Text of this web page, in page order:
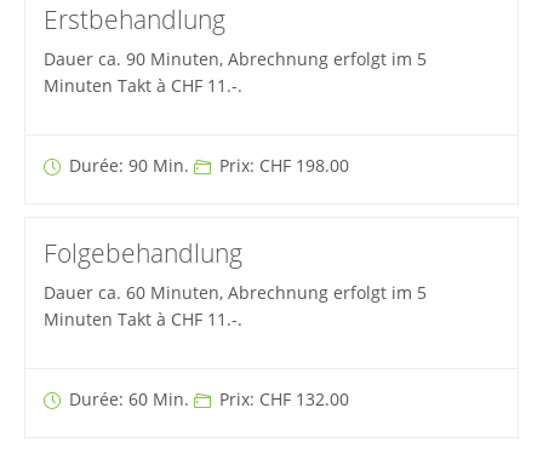
Erstbehandlung
Dauer ca. 90 Minuten, Abrechnung erfolgt im 5
Minuten Takt à CHF 11.-.
Durée: 90 Min. Prix: CHF 198.00
Folgebehandlung
Dauer ca. 60 Minuten, Abrechnung erfolgt im 5
Minuten Takt à CHF 11.-.
Durée: 60 Min. Prix: CHF 132.00